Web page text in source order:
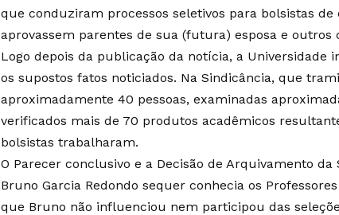
que conduziram processos seletivos para bolsistas
aprovassem parentes de sua (futura) esposa e outros
Logo depois da publicação da notícia, a Universidade
os supostos fatos noticiados. Na Sindicância, que
aproximadamente 40 pessoas, examinadas
verificados mais de 70 produtos acadêmicos
bolsistas trabalharam.
O Parecer conclusivo e a Decisão de Arquivamento
Bruno Garcia Redondo sequer conhecia os
que Bruno não influenciou nem participou das